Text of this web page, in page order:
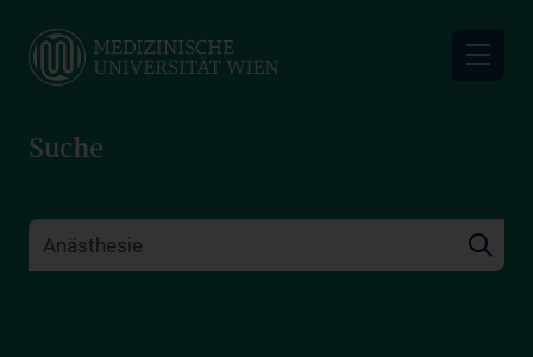
main
Suche